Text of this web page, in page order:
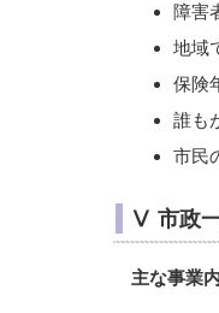
障害
地域
保険
誰も
市民
Ⅴ 市政
主な事業